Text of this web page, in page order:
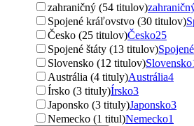
zahraničný (54 titulov)
Spojené kráľovstvo (30 titulov)
Česko (25 titulov)Česko25
Spojené štáty (13 titulov)
Slovensko (12 titulov)Slovensko
Austrália (4 tituly)Austrália4
Írsko (3 tituly)Írsko3
Japonsko (3 tituly)Japonsko3
Nemecko (1 titul)Nemecko1